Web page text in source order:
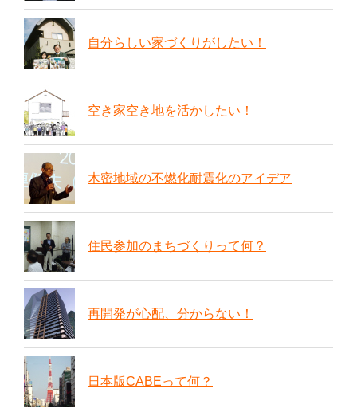
自分らしい家づくりがしたい！
空き家空き地を活かしたい！
木密地域の不燃化耐震化のアイデア
住民参加のまちづくりって何？
再開発が心配、分からない！
日本版CABEって何？